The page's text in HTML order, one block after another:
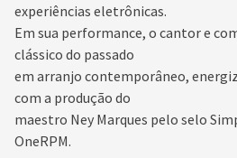
experiências eletrônicas.
Em sua performance, o cantor e
clássico do passado
em arranjo contemporâneo,
com a produção do
maestro Ney Marques pelo selo
OneRPM.